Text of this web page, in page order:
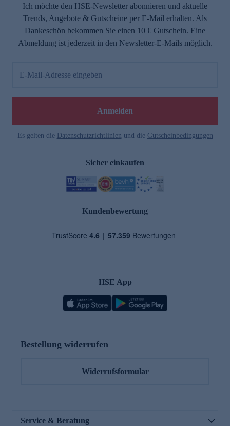
Ich möchte den HSE-Newsletter abonnieren und aktuelle
Trends, Angebote & Gutscheine per E-Mail erhalten. Als
Dankeschön bekommen Sie einen 10 € Gutschein. Eine
Abmeldung ist jederzeit in den Newsletter-E-Mails möglich.
E-Mail-Adresse eingeben
Anmelden
Es gelten die Datenschutzrichtlinien und die Gutscheinbedingungen
Sicher einkaufen
Kundenbewertung
HSE App
Bestellung widerrufen
Widerrufsformular
Service & Beratung